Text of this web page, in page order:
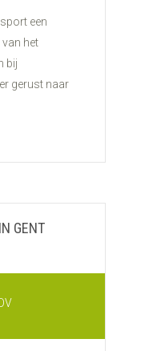
een
het
bij
gerust naar
GENT